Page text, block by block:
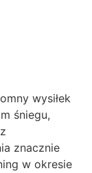
wysiłek
śniegu,
znacznie
w okresie